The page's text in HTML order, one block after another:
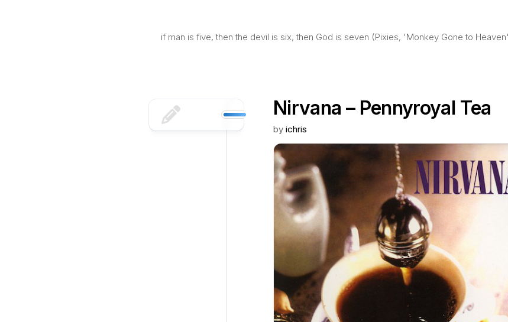
if man is five, then the devil is six, then God is seven (Pixies, 'Monkey Gone to
Nirvana – Pennyroyal Tea
by ichris